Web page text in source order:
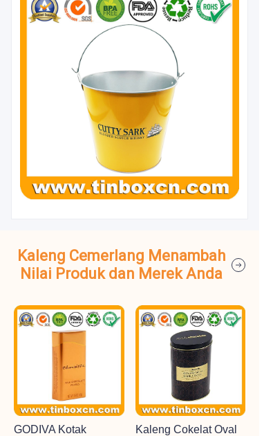
Kaleng Cemerlang Menambah
Nilai Produk dan Merek Anda
GODIVA Kotak
Kaleng Cokelat Oval